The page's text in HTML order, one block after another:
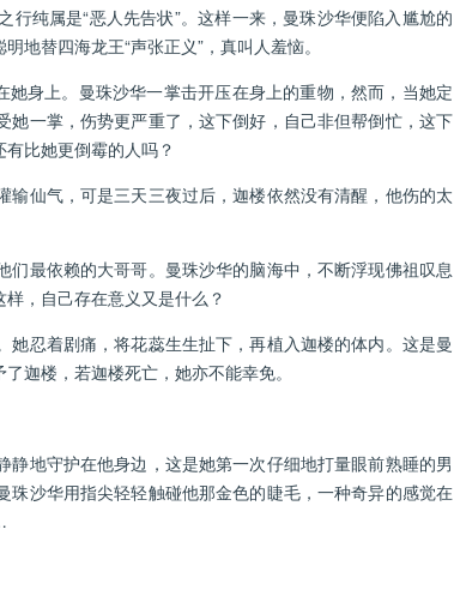
纯属是“恶人先告状”。这样一来，曼珠沙华便陷入尴尬的
地替四海龙王“声张正义”，真叫人羞恼。
身上。曼珠沙华一掌击开压在身上的重物，然而，当她定
一掌，伤势更严重了，这下倒好，自己非但帮倒忙，这下
比她更倒霉的人吗？
仙气，可是三天三夜过后，迦楼依然没有清醒，他伤的太
最依赖的大哥哥。曼珠沙华的脑海中，不断浮现佛祖叹息
，自己存在意义又是什么？
忍着剧痛，将花蕊生生扯下，再植入迦楼的体内。这是曼
迦楼，若迦楼死亡，她亦不能幸免。
地守护在他身边，这是她第一次仔细地打量眼前熟睡的男
沙华用指尖轻轻触碰他那金色的睫毛，一种奇异的感觉在